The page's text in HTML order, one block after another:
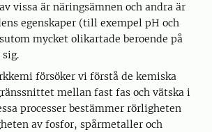
vissa är näringsämnen och andra är
egenskaper (till exempel pH och
mycket olikartade beroende på
försöker vi förstå de kemiska
mellan fast fas och vätska i
processer bestämmer rörligheten
av fosfor, spårmetaller och